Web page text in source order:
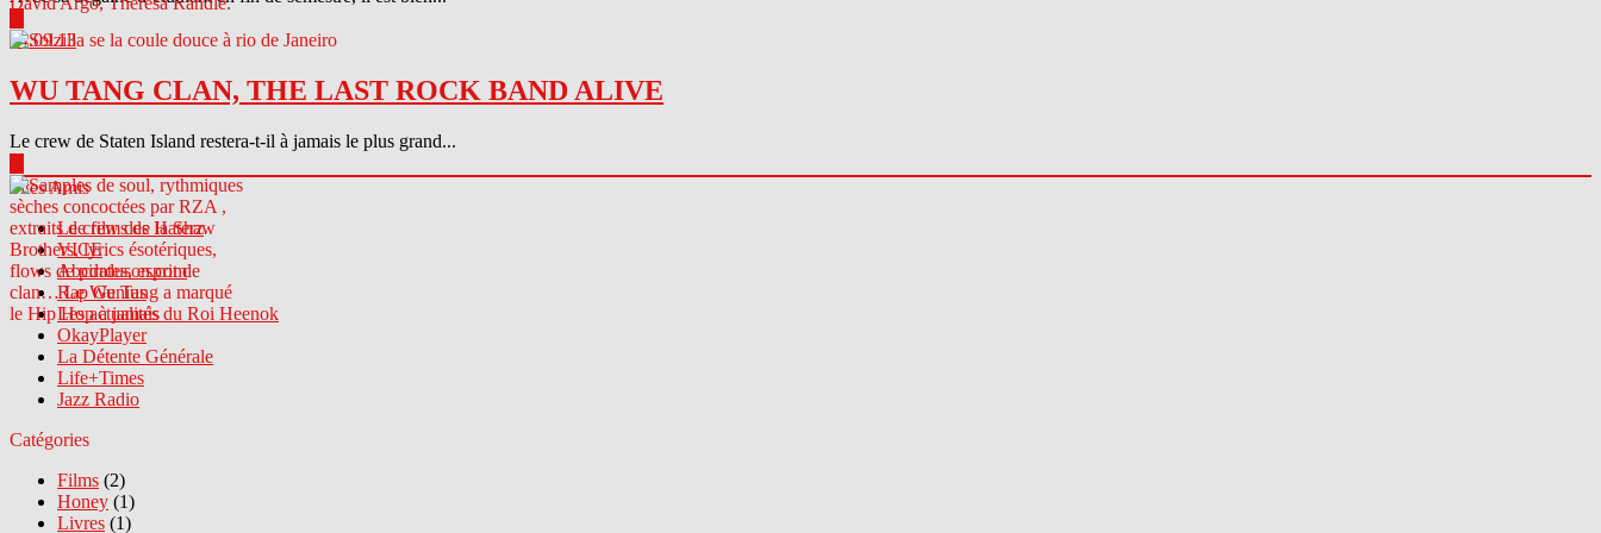
04.09.13
WU TANG CLAN, THE LAST ROCK BAND ALIVE
Le crew de Staten Island restera-t-il à jamais le plus grand...
Sites Amis
Le crew des Haterz
VICE
Abcdrduson.com
Rap Genius
Les actualités du Roi Heenok
OkayPlayer
La Détente Générale
Life+Times
Jazz Radio
Catégories
Films (2)
Honey (1)
Livres (1)